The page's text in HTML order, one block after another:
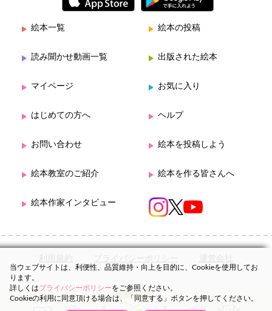
絵本一覧 絵本の投稿
読み聞かせ動画一覧 出版された絵本
マイページ お気に入り
はじめての方へ ヘルプ
お問い合わせ 絵本を投稿しよう
絵本教室のご紹介 絵本を作る皆さんへ
絵本作家インタビュー
利用規約 プライバシーポリシー 運営会社
当ウェブサイトは、利便性、品質維持・向上を目的に、Cookieを使用してお
ります。
詳しくはプライバシーポリシーをご参照ください。
Cookieの利用に同意頂ける場合は、「同意する」ボタンを押してください。